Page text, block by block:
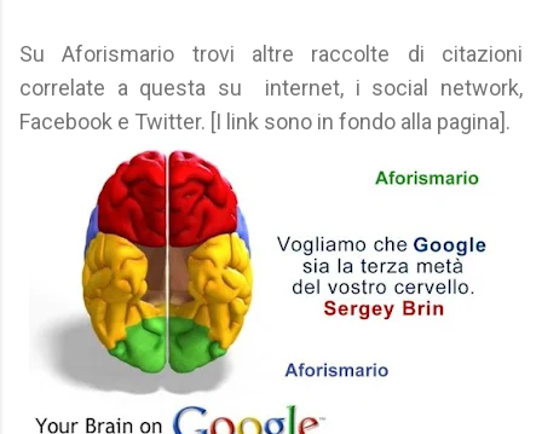
Su Aforismario trovi altre raccolte di citazioni
correlate a questa su internet, i social network,
Facebook e Twitter. [I link sono in fondo alla pagina].